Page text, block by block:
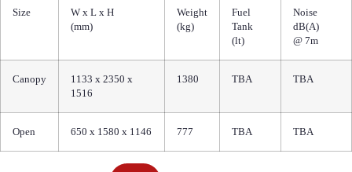
Size
W x L x H
(mm)
Weight
(kg)
Fuel
Tank
(lt)
Noise
dB(A)
@ 7m
Canopy
1133 x 2350 x
1516
1380 TBA TBA
Open 650 x 1580 x 1146 777 TBA TBA